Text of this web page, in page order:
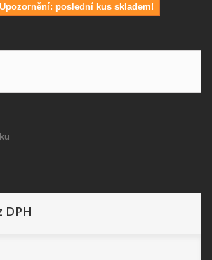
Upozornění: poslední kus skladem!
DPH